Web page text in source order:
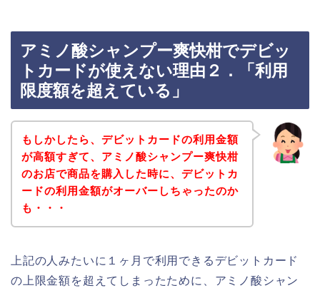
アミノ酸シャンプー爽快柑でデビッ
トカードが使えない理由２．「利用
限度額を超えている」
もしかしたら、デビットカードの利用金額
が高額すぎて、アミノ酸シャンプー爽快柑
のお店で商品を購入した時に、デビットカ
ードの利用金額がオーバーしちゃったのか
も・・・
上記の人みたいに１ヶ月で利用できるデビットカード
の上限金額を超えてしまったために、アミノ酸シャン